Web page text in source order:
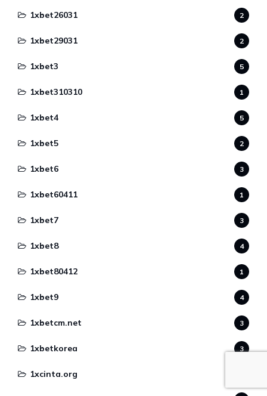
1xbet26031 2
1xbet29031 2
1xbet3 5
1xbet310310 1
1xbet4 5
1xbet5 2
1xbet6 3
1xbet60411 1
1xbet7 3
1xbet8 4
1xbet80412 1
1xbet9 4
1xbetcm.net 3
1xbetkorea 3
1xcinta.org